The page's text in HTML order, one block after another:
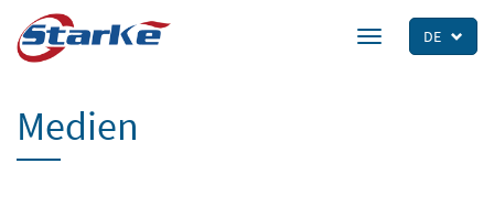
main
DE
Toggle
navigation
Medien